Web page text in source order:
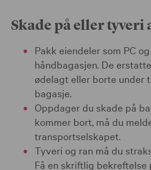
Skade på eller tyveri
Pakk eiendeler som PC
håndbagasjen. De
ødelagt eller borte under
bagasje.
Oppdager du skade på
kommer bort, må du
transportselskapet.
Tyveri og ran må du
Få en skriftlig bekreftelse